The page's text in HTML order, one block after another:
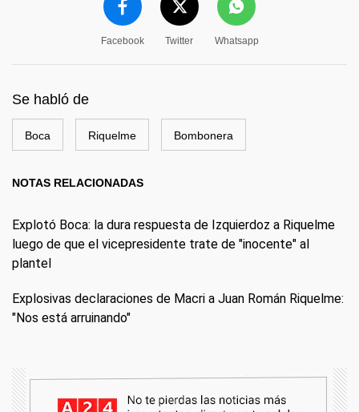
Facebook Twitter Whatsapp
Se habló de
Boca Riquelme Bombonera
NOTAS RELACIONADAS
Explotó Boca: la dura respuesta de Izquierdoz a Riquelme
luego de que el vicepresidente trate de "inocente" al
plantel
Explosivas declaraciones de Macri a Juan Román Riquelme:
"Nos está arruinando"